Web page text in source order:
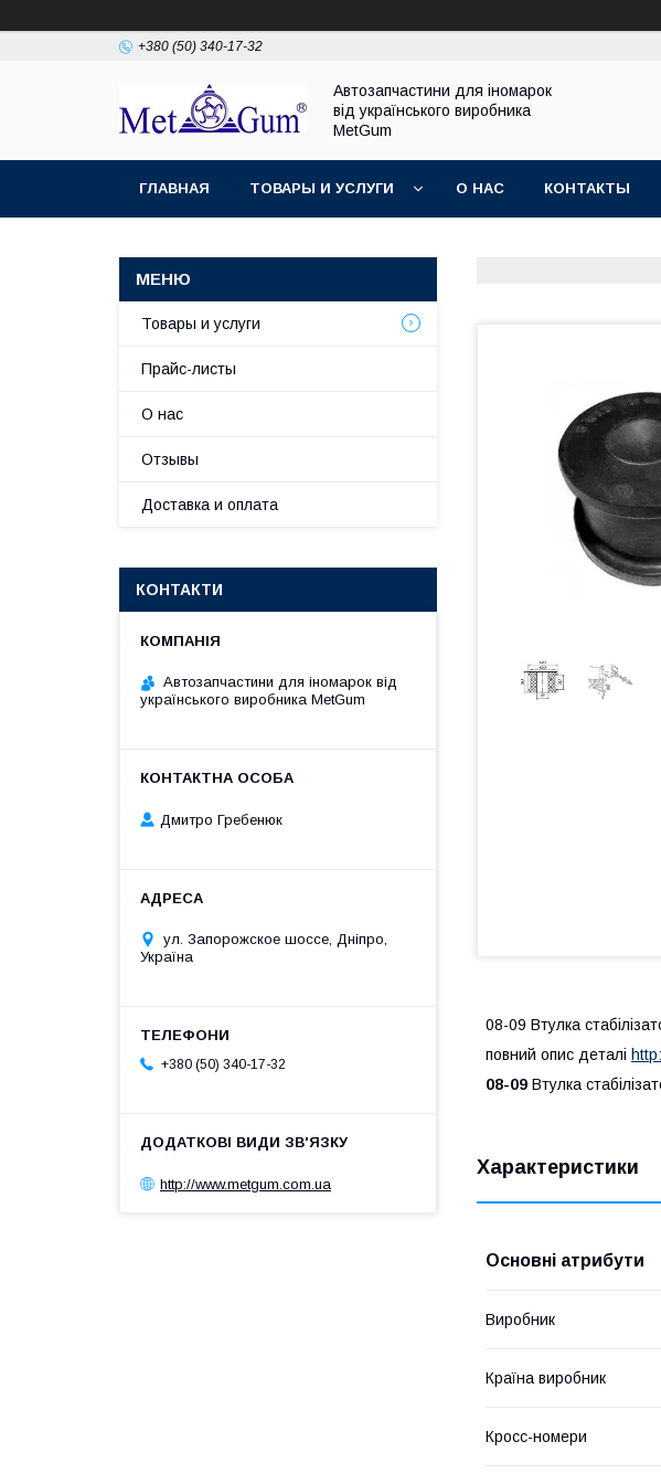
+380 (50) 340-17-32
Автозапчастини для іномарок
від українського виробника
MetGum
ГЛАВНАЯ ТОВАРЫ И УСЛУГИ О НАС КОНТАКТЫ
08-09 Втулка
повний опис деталі
08-09 Втулка
Характеристики
Основні атрибути
Виробник
Країна виробник
Кросс-номери
Товары и услуги
Прайс-листы
О нас
Отзывы
Доставка и оплата
КОНТАКТИ
Автозапчастини для іномарок від
українського виробника MetGum
Дмитро Гребенюк
ул. Запорожское шоссе, Дніпро,
Україна
+380 (50) 340-17-32
http://www.metgum.com.ua